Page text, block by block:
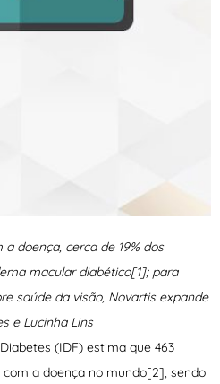
doença, cerca de 19% dos
macular diabético[1]; para
saúde da visão, Novartis expande
e Lucinha Lins
(IDF) estima que 463
a doença no mundo[2], sendo